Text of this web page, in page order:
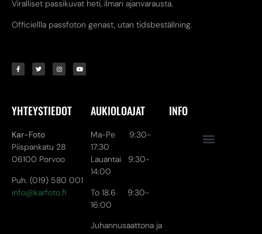
Viralliset passikuvat heti, ilman ajanvarausta.
Officiellla passfoton genast, utan tidsbeställning.
YHTEYSTIEDOT
Kar-Foto
Piispankatu 28
06100 Porvoo
Puh. (019) 580 001
info@karfoto.fi
AUKIOLOAJAT
Ma-Pe 9:30-
17:30
Lauantai 9:30-
14:00
To 18.6 9:30-
16:00
Juhannusaattona ja
INFO